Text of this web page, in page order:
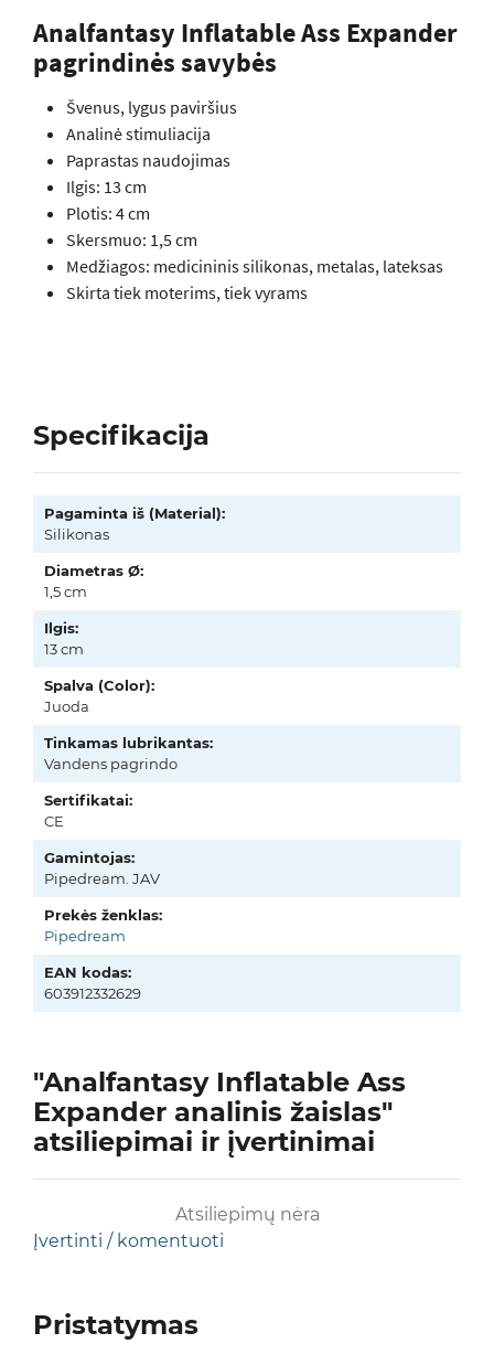
Analfantasy Inflatable Ass Expander
pagrindinės savybės
Švenus, lygus paviršius
Analinė stimuliacija
Paprastas naudojimas
Ilgis: 13 cm
Plotis: 4 cm
Skersmuo: 1,5 cm
Medžiagos: medicininis silikonas, metalas, lateksas
Skirta tiek moterims, tiek vyrams
Specifikacija
Pagaminta iš (Material):
Silikonas
Diametras Ø:
1,5 cm
Ilgis:
13 cm
Spalva (Color):
Juoda
Tinkamas lubrikantas:
Vandens pagrindo
Sertifikatai:
CE
Gamintojas:
Pipedream. JAV
Prekės ženklas:
Pipedream
EAN kodas:
603912332629
"Analfantasy Inflatable Ass
Expander analinis žaislas"
atsiliepimai ir įvertinimai
Atsiliepimų nėra
Įvertinti / komentuoti
Pristatymas